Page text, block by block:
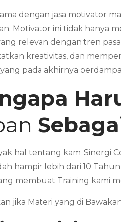
dengan jasa motivator
Motivator ini tidak hanya
relevan dengan tren
kreativitas, dan
pada akhirnya
hal tentang kami Sinergi
hampir lebih dari 10
membuat Training kami
jika Materi yang di